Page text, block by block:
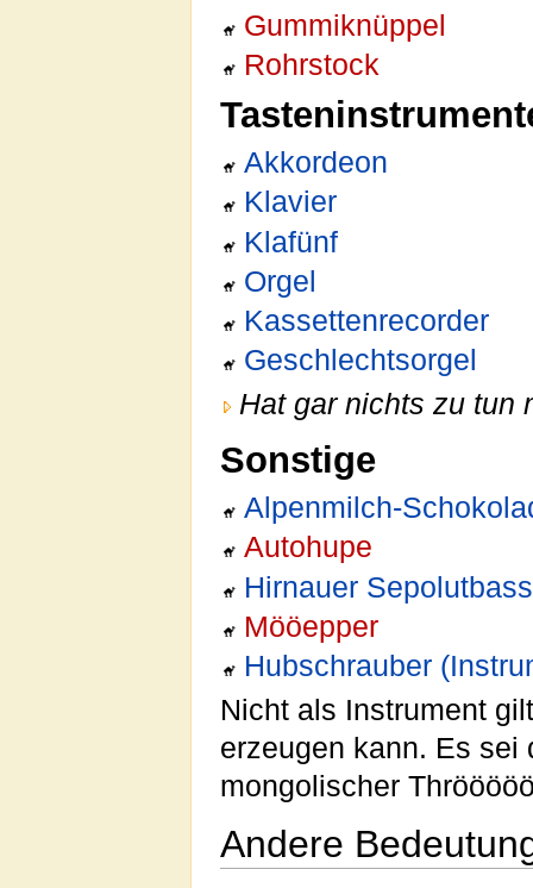
Gummiknüppel
Rohrstock
Akkordeon
Klavier
Klafünf
Orgel
Kassettenrecorder
Geschlechtsorgel
Hat gar nichts zu tun
Sonstige
Alpenmilch-
Autohupe
Hirnauer Sepolutbass
Mööepper
Hubschrauber
Nicht als Instrument
erzeugen kann. Es
mongolischer
Andere